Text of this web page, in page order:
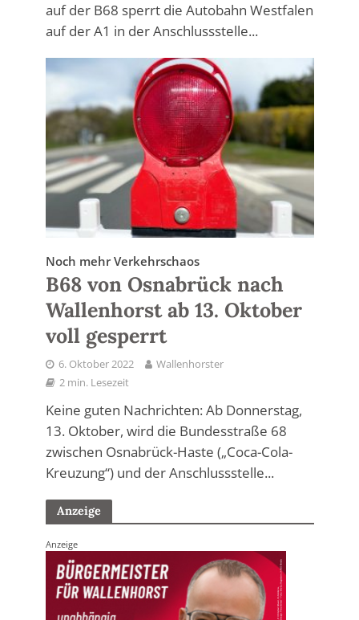
auf der B68 sperrt die Autobahn Westfalen
auf der A1 in der Anschlussstelle...
Noch mehr Verkehrschaos
B68 von Osnabrück nach
Wallenhorst ab 13. Oktober
voll gesperrt
6. Oktober 2022
Wallenhorster
2 min. Lesezeit
Keine guten Nachrichten: Ab Donnerstag,
13. Oktober, wird die Bundesstraße 68
zwischen Osnabrück-Haste („Coca-Cola-
Kreuzung“) und der Anschlussstelle...
Anzeige
Anzeige